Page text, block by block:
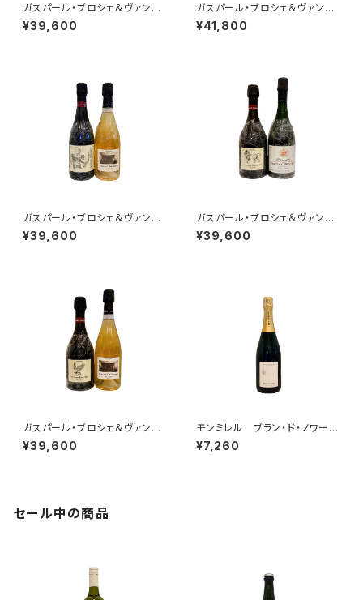
ガスパール・ブロシェ＆ヴァンサ
ン・ブロシェ ２本セット その1
(LA PIE Tome V.＋1er cru
¥39,600
ガスパール・ブロシェ＆ヴァンサ
ン・ブロシェ 2本セット その２
(333f ロゼ+ミレジム’15)
¥41,800
ガスパール・ブロシェ＆ヴァンサ
ン・ブロシェ 2本セット その１
(333f+ミレジム’15)
¥39,600
ガスパール・ブロシェ＆ヴァンサ
ン・ブロシェ ２本セット その
２(エクストラブリュット LE LIO
¥39,600
ガスパール・ブロシェ＆ヴァンサ
ン・ブロシェ 2本セット その３
(LE COQ Tome I+ミレジム’1
¥39,600
モンミレル ブラン・ド・ノワー
ル クレマン・ピコネ・セレクシ
ョン
¥7,260
セール中の商品